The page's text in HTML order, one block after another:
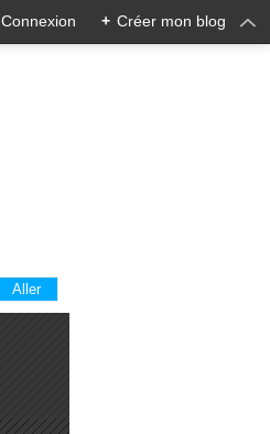
Connexion + Créer mon blog